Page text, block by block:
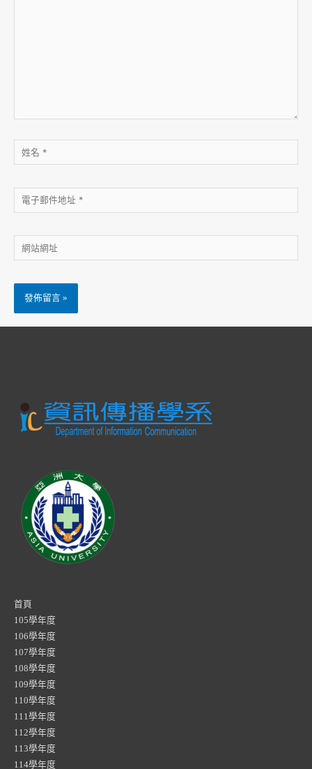
首頁
105學年度
106學年度
107學年度
108學年度
109學年度
110學年度
111學年度
112學年度
113學年度
114學年度